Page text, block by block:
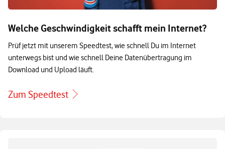
Welche Geschwindigkeit schafft mein Internet?
Prüf jetzt mit unserem Speedtest, wie schnell Du im Internet
unterwegs bist und wie schnell Deine Datenübertragung im
Download und Upload läuft.
Zum Speedtest